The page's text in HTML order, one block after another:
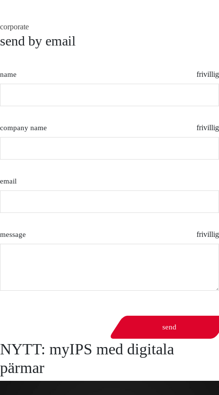
corporate
send by email
name frivillig
company name frivillig
email
message frivillig
send
NYTT: myIPS med digitala
pärmar